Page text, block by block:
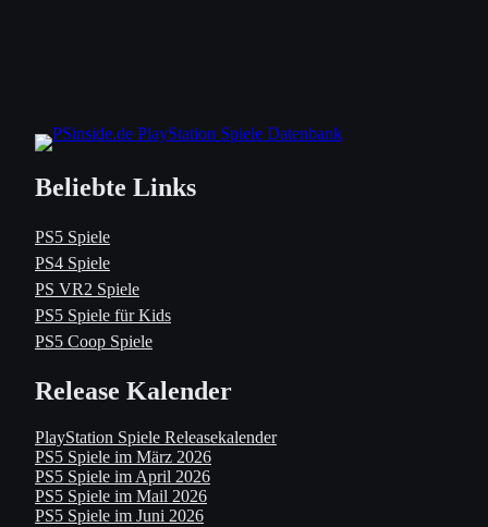
Beliebte Links
PS5 Spiele
PS4 Spiele
PS VR2 Spiele
PS5 Spiele für Kids
PS5 Coop Spiele
Release Kalender
PlayStation Spiele Releasekalender
PS5 Spiele im März 2026
PS5 Spiele im April 2026
PS5 Spiele im Mail 2026
PS5 Spiele im Juni 2026